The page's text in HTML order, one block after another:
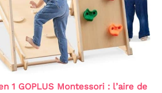
1 GOPLUS Montessori : l’aire de